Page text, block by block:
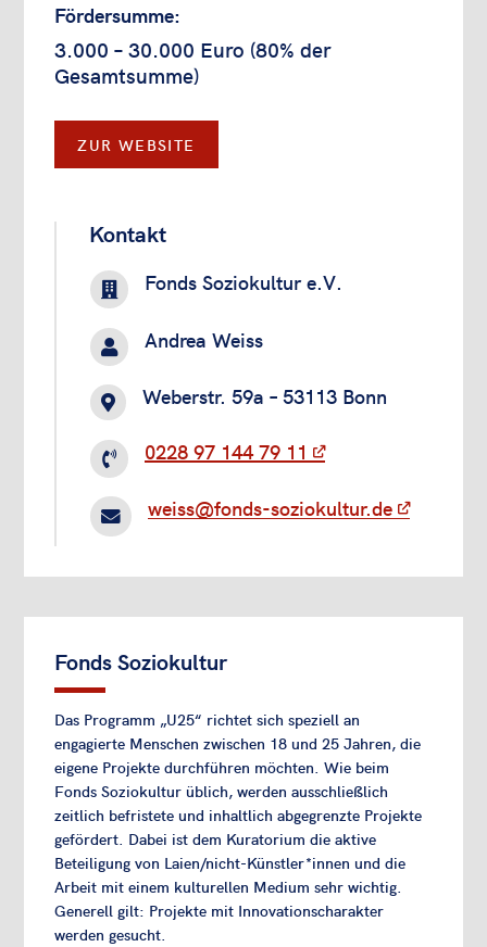
Fördersumme:
3.000 – 30.000 Euro (80% der
Gesamtsumme)
ZUR WEBSITE
Kontakt
 Fonds Soziokultur e.V.
 Andrea Weiss
 Weberstr. 59a – 53113 Bonn
 0228 97 144 79 11
 weiss@fonds-soziokultur.de
Fonds Soziokultur
Das Programm „U25“ richtet sich speziell an
engagierte Menschen zwischen 18 und 25 Jahren, die
eigene Projekte durchführen möchten. Wie beim
Fonds Soziokultur üblich, werden ausschließlich
zeitlich befristete und inhaltlich abgegrenzte Projekte
gefördert. Dabei ist dem Kuratorium die aktive
Beteiligung von Laien/nicht-Künstler*innen und die
Arbeit mit einem kulturellen Medium sehr wichtig.
Generell gilt: Projekte mit Innovationscharakter
werden gesucht.